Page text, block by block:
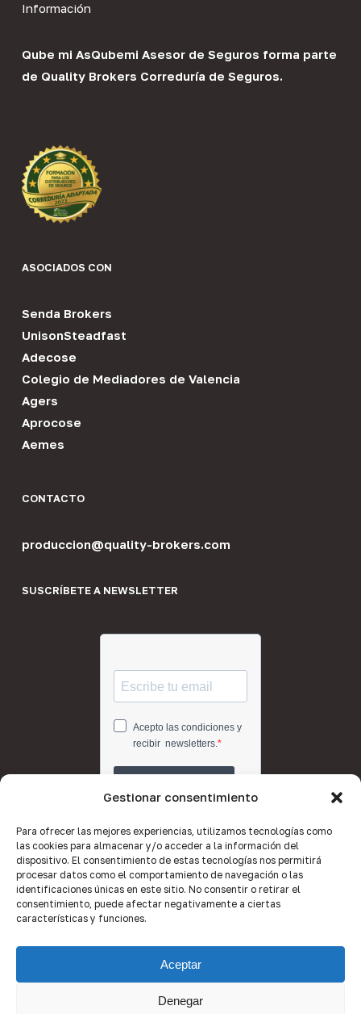
Gestionar consentimiento
Para ofrecer las mejores experiencias, utilizamos tecnologías como
las cookies para almacenar y/o acceder a la información del
dispositivo. El consentimiento de estas tecnologías nos permitirá
procesar datos como el comportamiento de navegación o las
identificaciones únicas en este sitio. No consentir o retirar el
consentimiento, puede afectar negativamente a ciertas
características y funciones.
Aceptar
Denegar
Información
Qube mi AsQubemi Asesor de Seguros forma parte
de Quality Brokers Correduría de Seguros.
ASOCIADOS CON
Senda Brokers
UnisonSteadfast
Adecose
Colegio de Mediadores de Valencia
Agers
Aprocose
Aemes
CONTACTO
produccion@quality-brokers.com
SUSCRÍBETE A NEWSLETTER